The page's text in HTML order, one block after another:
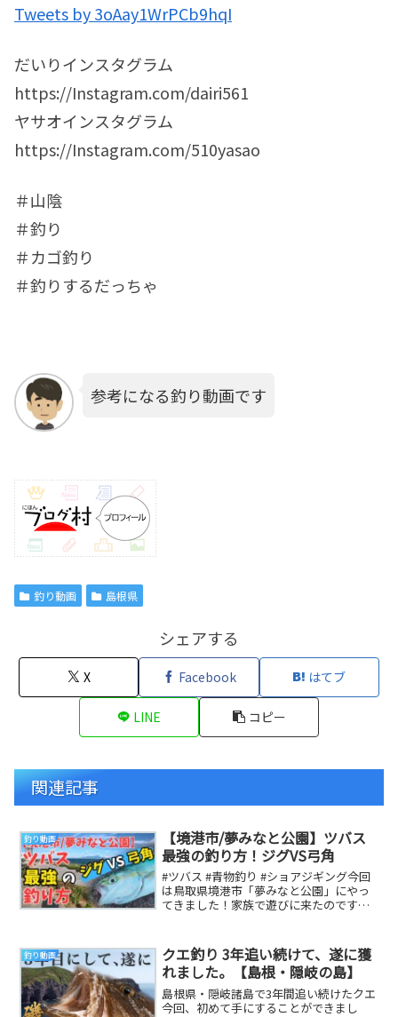
Tweets by 3oAay1WrPCb9hqI
だいりインスタグラム
https://Instagram.com/dairi561
ヤサオインスタグラム
https://Instagram.com/510yasao
＃山陰
＃釣り
＃カゴ釣り
＃釣りするだっちゃ
参考になる釣り動画です
釣り動画 島根県
シェアする
X Facebook はてブ
LINE コピー
関連記事
釣り動画
【境港市/夢みなと公園】ツバス
最強の釣り方！ジグVS弓角
#ツバス #青物釣り #ショアジギング今回
は鳥取県境港市「夢みなと公園」にやっ
てきました！家族で遊びに来たのです
釣り動画
クエ釣り 3年追い続けて、遂に獲
れました。【島根・隠岐の島】
島根県・隠岐諸島で3年間追い続けたクエ
今回、初めて手にすることができまし